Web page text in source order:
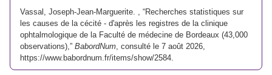
Vassal, Joseph-Jean-Marguerite. , “Recherches statistiques sur
les causes de la cécité - d'après les registres de la clinique
ophtalmologique de la Faculté de médecine de Bordeaux (43,000
observations),” BabordNum , consulté le 7 août 2026,
https://www.babordnum.fr/items/show/2584